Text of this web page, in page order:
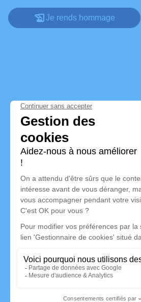
Je rends hommage